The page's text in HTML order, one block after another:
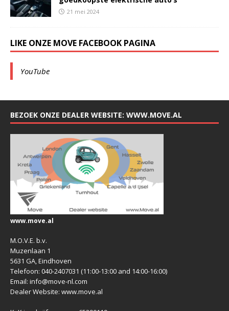
21 mei 2024
LIKE ONZE MOVE FACEBOOK PAGINA
YouTube
BEZOEK ONZE DEALER WEBSITE: WWW.MOVE.AL
www.move.al
M.O.V.E. b.v.
Muzenlaan 1
5631 GA, Eindhoven
Telefoon: 040-2407031 (11:00-13:00 and 14:00-16:00)
Email: info@move-nl.com
Dealer Website: www.move.al